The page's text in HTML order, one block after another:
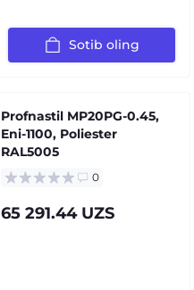
Sotib oling
Profnastil MP20PG-0.45,
Eni-1100, Poliester
RAL5005
0
65 291.44 UZS